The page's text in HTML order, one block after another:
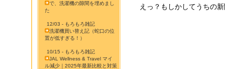
で、洗濯機の隙間を埋めまし
た
12/03 - もろもろ雑記
洗濯機買い替え記（蛇口の位
置が低すぎる！）
10/15 - もろもろ雑記
JAL Wellness & Travel マイ
ル減少｜2025年最新比較と対策
えっ？もしかしてうちの